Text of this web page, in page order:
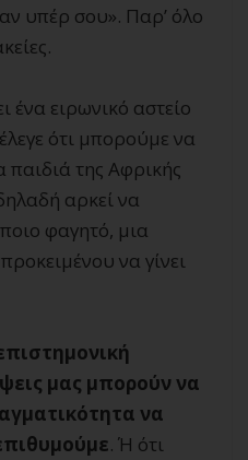
υπέρ σου». Παρ’ όλο
ένα ειρωνικό αστείο
ότι μπορούμε να
της Αφρικής
αρκεί να
φαγητό, μια
να γίνει
μας μπορούν να
να
. Ή ότι